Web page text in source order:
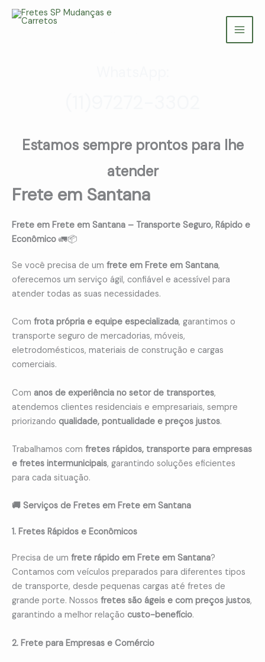
para
Estamos sempre prontos para lhe
atender
Frete em Santana
Frete em Frete em Santana – Transporte Seguro, Rápido e
Econômico 🚛📦
Se você precisa de um frete em Frete em Santana,
oferecemos um serviço ágil, confiável e acessível para
atender todas as suas necessidades.
Com frota própria e equipe especializada, garantimos o
transporte seguro de mercadorias, móveis,
eletrodomésticos, materiais de construção e cargas
comerciais.
Com anos de experiência no setor de transportes,
atendemos clientes residenciais e empresariais, sempre
priorizando qualidade, pontualidade e preços justos.
Trabalhamos com fretes rápidos, transporte para empresas
e fretes intermunicipais, garantindo soluções eficientes
para cada situação.
🚚 Serviços de Fretes em Frete em Santana
1. Fretes Rápidos e Econômicos
Precisa de um frete rápido em Frete em Santana?
Contamos com veículos preparados para diferentes tipos
de transporte, desde pequenas cargas até fretes de
grande porte. Nossos fretes são ágeis e com preços justos,
garantindo a melhor relação custo-benefício.
2. Frete para Empresas e Comércio